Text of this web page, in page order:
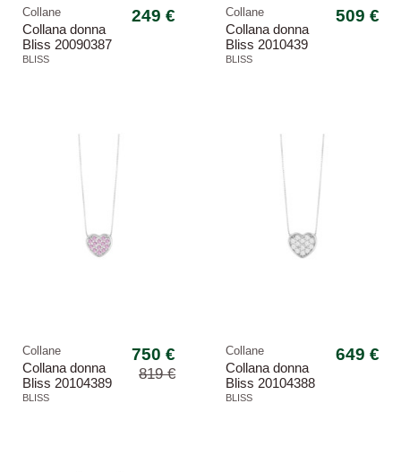
Collane
Collana donna
Bliss 20090387
Joy Letter oro
BLISS
249 € Collane
Collana donna
Bliss 2010439
oro giallo
BLISS
509 €
Collane
Collana donna
Bliss 20104389
oro bianco 18kt
BLISS
750 €
819 €
Collane
Collana donna
Bliss 20104388
oro bianco 18kt
BLISS
649 €